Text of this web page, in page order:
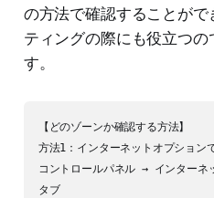
の方法で確認することが
ティングの際にも役立つ
す。
【どのゾーンか確認する方法】
方法1：インターネットオプション
コントロールパネル → インターネ
タブ